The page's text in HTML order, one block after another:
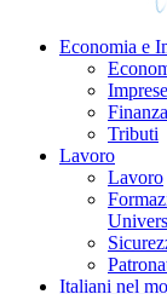
Economia e
Imprese
Finanza
Tributi
Lavoro
Lavoro
Italiani nel